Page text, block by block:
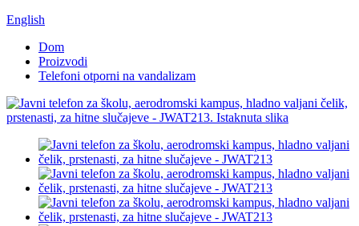
English
Dom
Proizvodi
Telefoni otporni na vandalizam